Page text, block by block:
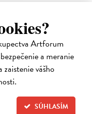
Artforum
a meranie
vášho
SÚHLASÍM
rozprávania. Romány
milióny čitateľov k
sloboda, čas či…